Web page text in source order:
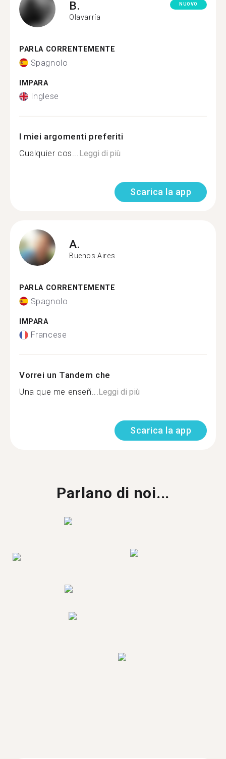
B.
Olavarría
NUOVO
PARLA CORRENTEMENTE
Spagnolo
IMPARA
Inglese
I miei argomenti preferiti
Cualquier cos...Leggi di più
Scarica la app
A.
Buenos Aires
PARLA CORRENTEMENTE
Spagnolo
IMPARA
Francese
Vorrei un Tandem che
Una que me enseñ...Leggi di più
Scarica la app
Parlano di noi...